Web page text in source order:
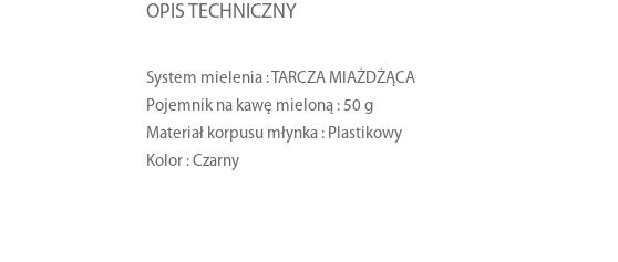
OPIS TECHNICZNY
System mielenia : TARCZA MIAŻDŻĄCA
Pojemnik na kawę mieloną : 50 g
Materiał korpusu młynka : Plastikowy
Kolor : Czarny